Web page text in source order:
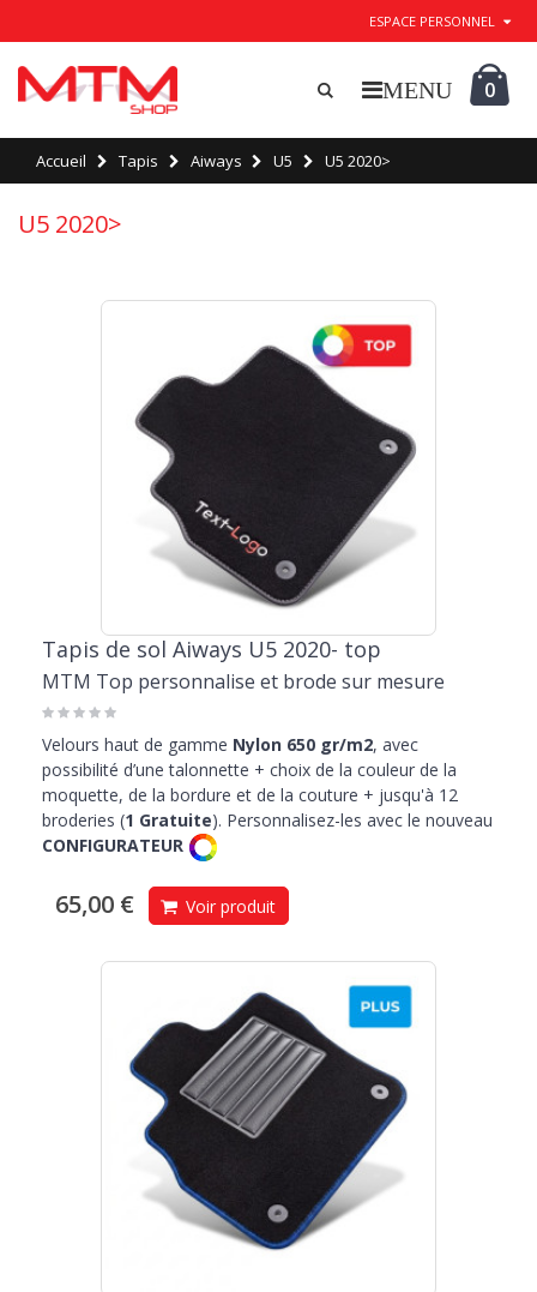
ESPACE PERSONNEL
0
Accueil Tapis Aiways U5 U5 2020>
U5 2020>
Tapis de sol Aiways U5 2020- top
MTM Top personnalise et brode sur mesure
Velours haut de gamme Nylon 650 gr/m2, avec
possibilité d’une talonnette + choix de la couleur de la
moquette, de la bordure et de la couture + jusqu'à 12
broderies (1 Gratuite). Personnalisez-les avec le nouveau
CONFIGURATEUR
65,00 € Voir produit